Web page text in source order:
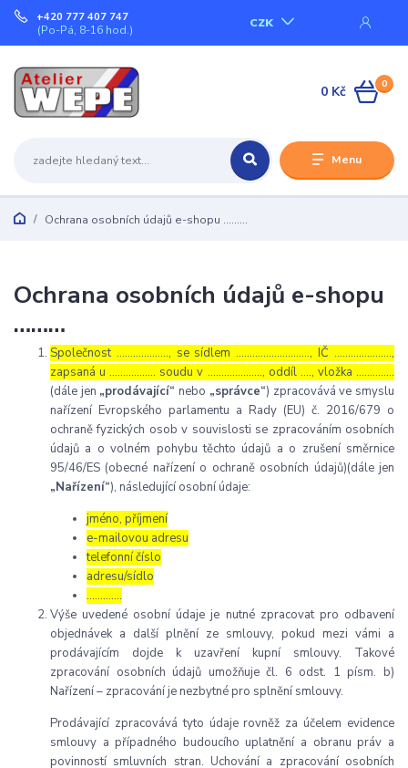
Menu
CZK
+420 777 407 747
(Po-Pá, 8-16 hod.)
0
0 Kč
Ochrana osobních údajů e-shopu ………
Ochrana osobních údajů e-shopu
………
Společnost ………………., se sídlem ………………………, IČ …………………,
zapsaná u …………….. soudu v ……………….., oddíl …., vložka …………..
(dále jen „prodávající“ nebo „správce“) zpracovává ve smyslu
nařízení Evropského parlamentu a Rady (EU) č. 2016/679 o
ochraně fyzických osob v souvislosti se zpracováním osobních
údajů a o volném pohybu těchto údajů a o zrušení směrnice
95/46/ES (obecné nařízení o ochraně osobních údajů)(dále jen
„Nařízení“), následující osobní údaje:
jméno, příjmení
e-mailovou adresu
telefonní číslo
adresu/sídlo
………....
Výše uvedené osobní údaje je nutné zpracovat pro odbavení
objednávek a další plnění ze smlouvy, pokud mezi vámi a
prodávajícím dojde k uzavření kupní smlouvy. Takové
zpracování osobních údajů umožňuje čl. 6 odst. 1 písm. b)
Nařízení – zpracování je nezbytné pro splnění smlouvy.
Prodávající zpracovává tyto údaje rovněž za účelem evidence
smlouvy a případného budoucího uplatnění a obranu práv a
povinností smluvních stran. Uchování a zpracování osobních